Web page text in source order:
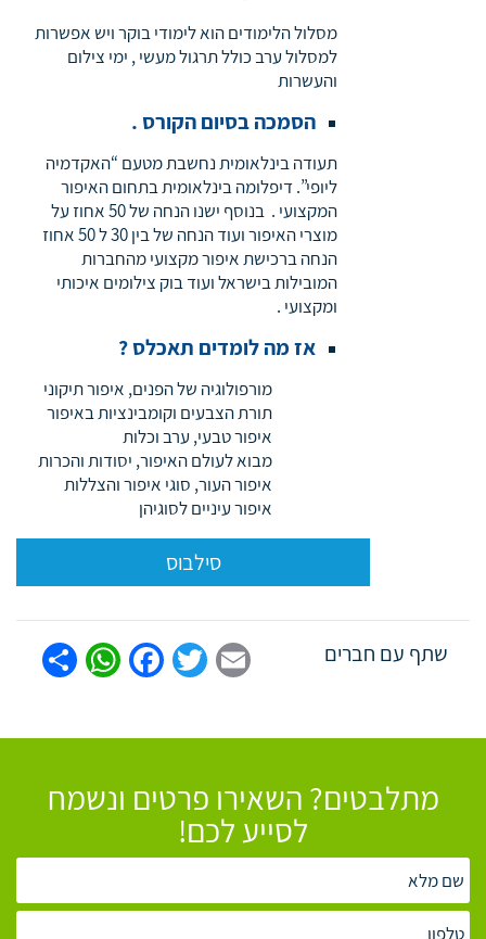
מסלול הלימודים הוא לימודי בוקר ויש אפשרות
למסלול ערב כולל תרגול מעשי , ימי צילום
והעשרות
הסמכה בסיום הקורס .
תעודה בינלאומית נחשבת מטעם “האקדמיה
ליופי”. דיפלומה בינלאומית בתחום האיפור
המקצועי . בנוסף ישנו הנחה של 50 אחוז על
מוצרי האיפור ועוד הנחה של בין 30 ל 50 אחוז
הנחה ברכישת איפור מקצועי מהחברות
המובילות בישראל ועוד בוק צילומים איכותי
ומקצועי .
אז מה לומדים תאכלס ?
מורפולוגיה של הפנים, איפור תיקוני
תורת הצבעים וקומבינציות באיפור
איפור טבעי, ערב וכלות
מבוא לעולם האיפור, יסודות והכרות
איפור העור, סוגי איפור והצללות
איפור עיניים לסוגיהן
סילבוס
שתף עם חברים Email
Twitter
מתלבטים? השאירו פרטים ונשמח
לסייע לכם!